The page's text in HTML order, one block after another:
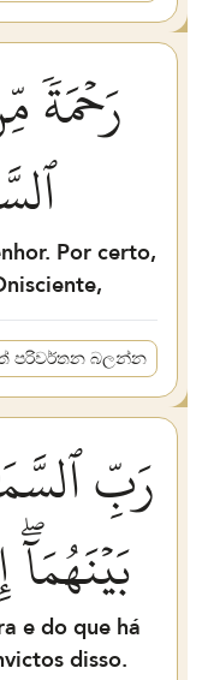
رَحۡمَةٗ
Por certo,
පරිවර්තන බලන්න
رَبِّ
e do que há
disso.